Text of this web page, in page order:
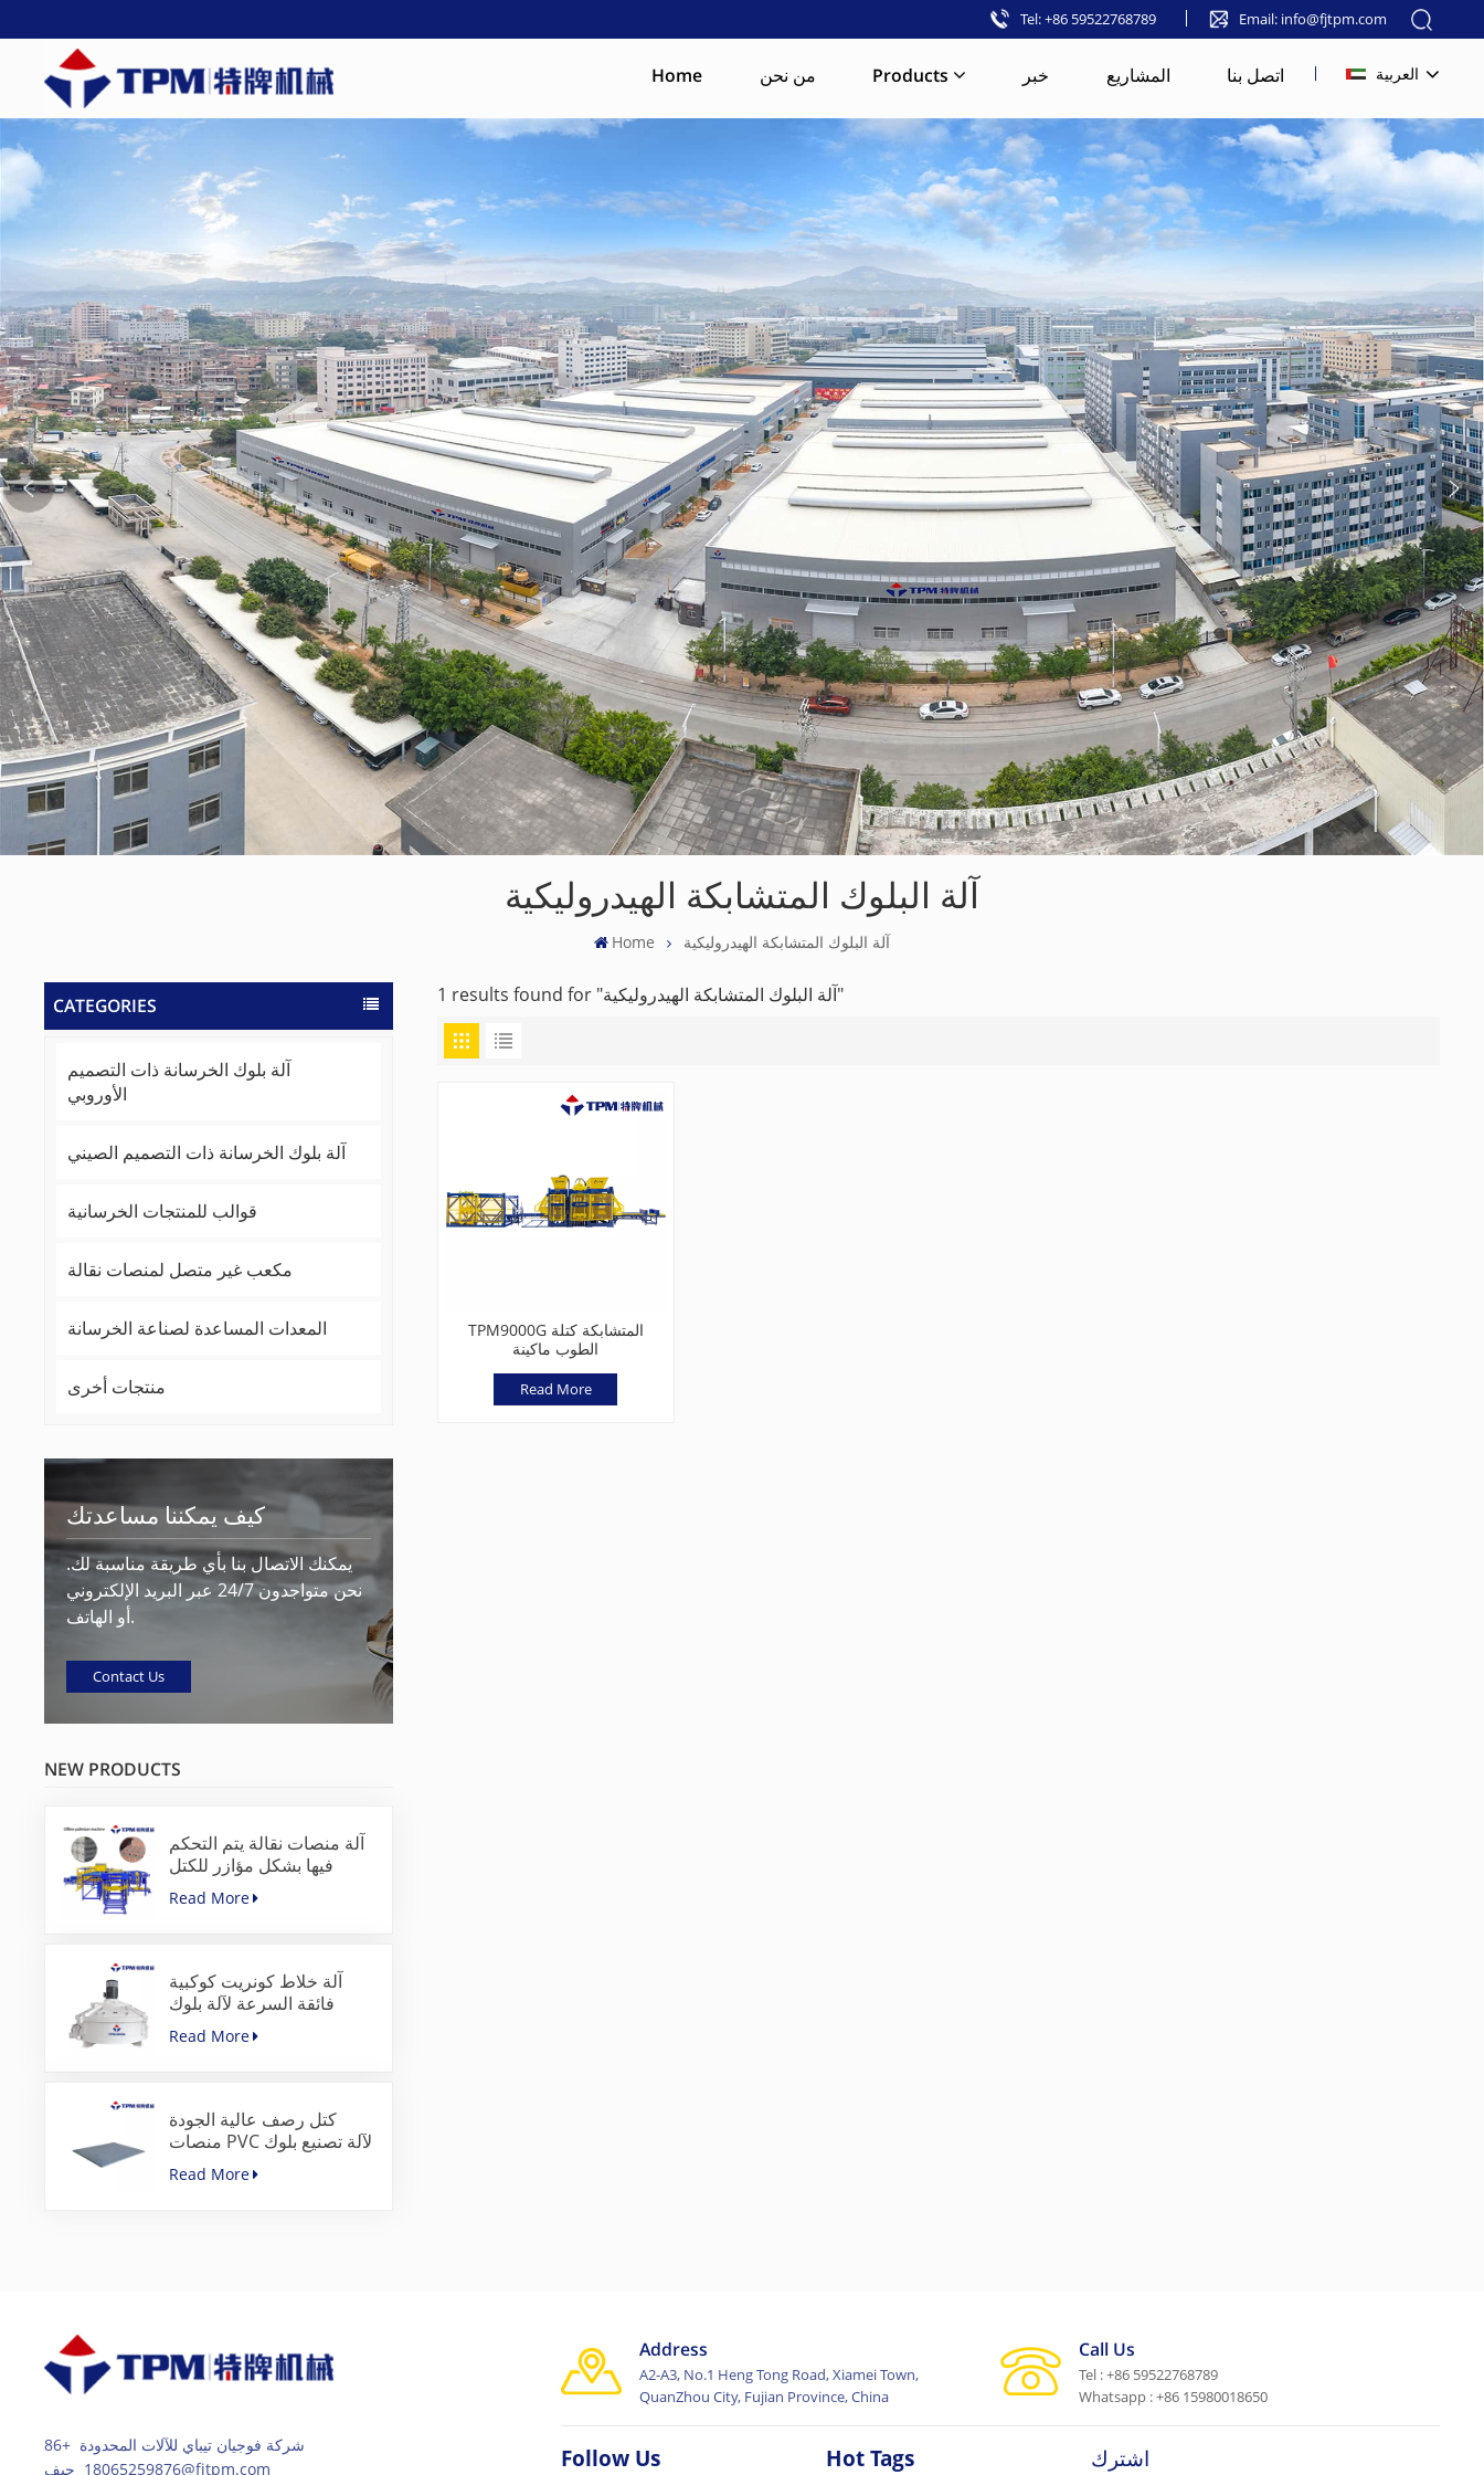
Tel: +86 59522768789 Email: info@fjtpm.com
Home من نحن Products خبر المشاريع اتصل بنا العربية
English
français
русский
español
العربية
آلة البلوك المتشابكة الهيدروليكية
Home آلة البلوك المتشابكة الهيدروليكية
CATEGORIES
آلة بلوك الخرسانة ذات التصميم
الأوروبي
آلة بلوك الخرسانة ذات التصميم الصيني
قوالب للمنتجات الخرسانية
مكعب غير متصل لمنصات نقالة
المعدات المساعدة لصناعة الخرسانة
منتجات أخرى
كيف يمكننا مساعدتك
يمكنك الاتصال بنا بأي طريقة مناسبة لك.
نحن متواجدون 24/7 عبر البريد الإلكتروني
أو الهاتف.
Contact Us
NEW PRODUCTS
آلة منصات نقالة يتم التحكم
فيها بشكل مؤازر للكتل
الخرسانية
Read More
آلة خلاط كونريت كوكبية
فائقة السرعة لآلة بلوك
الرصف
Read More
كتل رصف عالية الجودة
منصات PVC لآلة تصنيع بلوك
الخرسانة
Read More
1 results found for "آلة البلوك المتشابكة الهيدروليكية"
TPM9000G المتشابكة كتلة
الطوب ماكينة
Read More
شركة فوجيان تيباي للآلات المحدودة +86
18065259876 جيف@fjtpm.com
Address
A2-A3, No.1 Heng Tong Road, Xiamei Town,
QuanZhou City, Fujian Province, China
Call Us
Tel : +86 59522768789
Whatsapp : +86 15980018650
Follow Us Hot Tags اشترك